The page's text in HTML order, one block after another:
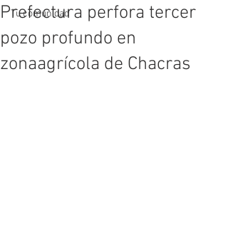
Tu comunidad
Prefectura perfora tercer
pozo profundo en
zonaagrícola de Chacras